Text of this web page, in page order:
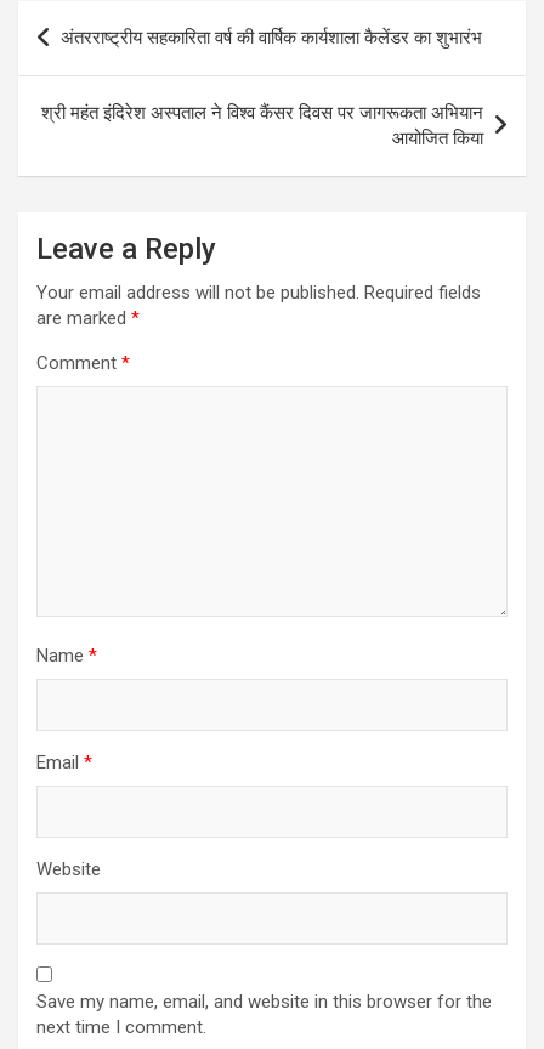
Post
navigation
अंतरराष्ट्रीय सहकारिता वर्ष की वार्षिक कार्यशाला कैलेंडर का शुभारंभ
श्री महंत इंदिरेश अस्पताल ने विश्व कैंसर दिवस पर जागरूकता अभियान
आयोजित किया
Leave a Reply
Your email address will not be published. Required fields
are marked *
Comment *
Name *
Email *
Website
Save my name, email, and website in this browser for the
next time I comment.